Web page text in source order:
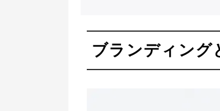
ブランディング